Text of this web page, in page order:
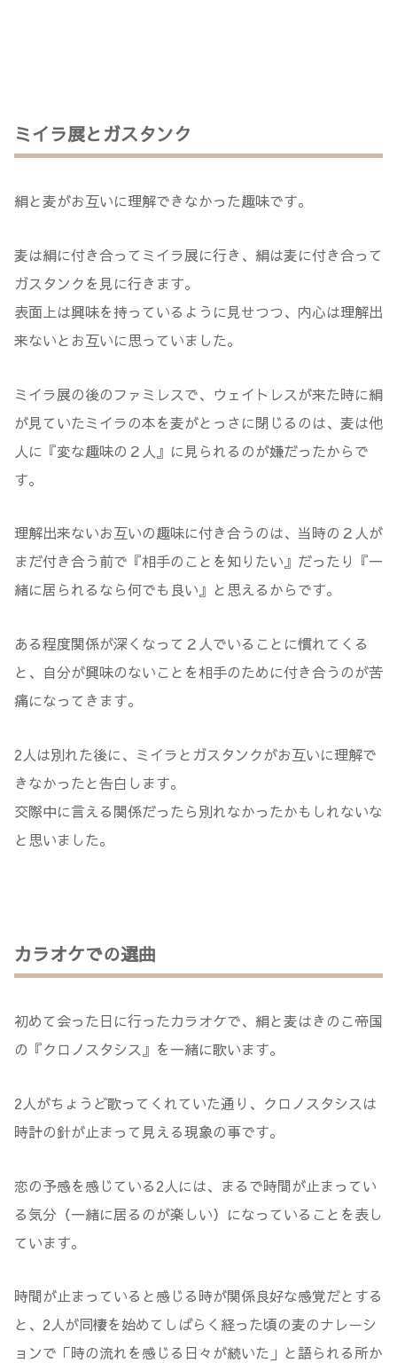
ミイラ展とガスタンク
絹と麦がお互いに理解できなかった趣味です。
麦は絹に付き合ってミイラ展に行き、絹は麦に付き合って
ガスタンクを見に行きます。
表面上は興味を持っているように見せつつ、内心は理解出
来ないとお互いに思っていました。
ミイラ展の後のファミレスで、ウェイトレスが来た時に絹
が見ていたミイラの本を麦がとっさに閉じるのは、麦は他
人に『変な趣味の２人』に見られるのが嫌だったからで
す。
理解出来ないお互いの趣味に付き合うのは、当時の２人が
まだ付き合う前で『相手のことを知りたい』だったり『一
緒に居られるなら何でも良い』と思えるからです。
ある程度関係が深くなって２人でいることに慣れてくる
と、自分が興味のないことを相手のために付き合うのが苦
痛になってきます。
2人は別れた後に、ミイラとガスタンクがお互いに理解で
きなかったと告白します。
交際中に言える関係だったら別れなかったかもしれないな
と思いました。
カラオケでの選曲
初めて会った日に行ったカラオケで、絹と麦はきのこ帝国
の『クロノスタシス』を一緒に歌います。
2人がちょうど歌ってくれていた通り、クロノスタシスは
時計の針が止まって見える現象の事です。
恋の予感を感じている2人には、まるで時間が止まってい
る気分（一緒に居るのが楽しい）になっていることを表し
ています。
時間が止まっていると感じる時が関係良好な感覚だとする
と、2人が同棲を始めてしばらく経った頃の麦のナレーシ
ョンで「時の流れを感じる日々が続いた」と語られる所か